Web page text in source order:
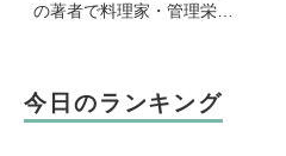
の著者で料理家・管理栄養
今日のランキング